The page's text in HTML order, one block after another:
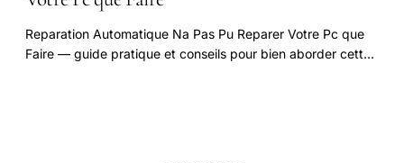
Reparation Automatique Na Pas Pu Reparer Votre Pc que
Faire — guide pratique et conseils pour bien aborder cette